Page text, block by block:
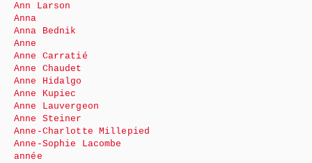
Ann Larson
Anna
Anna Bednik
Anne
Anne Carratié
Anne Chaudet
Anne Hidalgo
Anne Kupiec
Anne Lauvergeon
Anne Steiner
Anne-Charlotte Millepied
Anne-Sophie Lacombe
année